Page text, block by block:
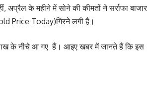
अप्रैल के महीने में सोने की कीमतों ने सर्राफा बाजार
Price Today)गिरने लगी है।
के नीचे आ गए हैं। आइए खबर में जानते हैं कि इस